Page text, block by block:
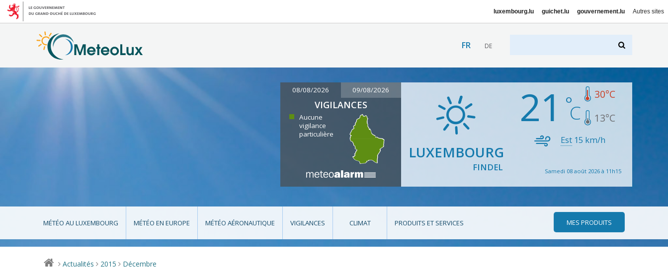
luxembourg.lu guichet.lu gouvernement.lu Autres sites
FR DE
08/08/2026 09/08/2026
VIGILANCES
Aucune
vigilance
particulière
LUXEMBOURG
FINDEL
21 30°C
13°C
Est15 km/h
Samedi 08 août 2026 à 11h15
MÉTÉO AU LUXEMBOURG MÉTÉO EN EUROPE MÉTÉO AÉRONAUTIQUE VIGILANCES CLIMAT PRODUITS ET SERVICES MES PRODUITS
> Actualités > 2015 > Décembre